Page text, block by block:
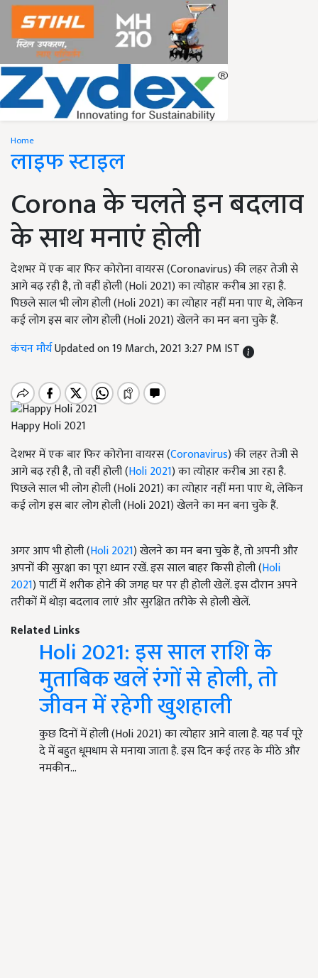
Home
लाइफ स्टाइल
Corona के चलते इन बदलाव
के साथ मनाएं होली
देशभर में एक बार फिर कोरोना वायरस (Coronavirus) की लहर तेजी से
आगे बढ़ रही है, तो वहीं होली (Holi 2021) का त्योहार करीब आ रहा है.
पिछले साल भी लोग होली (Holi 2021) का त्योहार नहीं मना पाए थे, लेकिन
कई लोग इस बार लोग होली (Holi 2021) खेलने का मन बना चुके हैं.
कंचन मौर्यUpdated on 19 March, 2021 3:27 PM IST
Happy Holi 2021
देशभर में एक बार फिर कोरोना वायरस (Coronavirus) की लहर तेजी से
आगे बढ़ रही है, तो वहीं होली (Holi 2021) का त्योहार करीब आ रहा है.
पिछले साल भी लोग होली (Holi 2021) का त्योहार नहीं मना पाए थे, लेकिन
कई लोग इस बार लोग होली (Holi 2021) खेलने का मन बना चुके हैं.
अगर आप भी होली (Holi 2021) खेलने का मन बना चुके हैं, तो अपनी और
अपनों की सुरक्षा का पूरा ध्यान रखें. इस साल बाहर किसी होली (Holi
2021) पार्टी में शरीक होने की जगह घर पर ही होली खेलें. इस दौरान अपने
तरीकों में थोड़ा बदलाव लाएं और सुरक्षित तरीके से होली खेलें.
Related Links
Holi 2021: इस साल राशि के
मुताबिक खलें रंगों से होली, तो
जीवन में रहेगी खुशहाली
कुछ दिनों में होली (Holi 2021) का त्योहार आने वाला है. यह पर्व पूरे
दे में बहुत धूमधाम से मनाया जाता है. इस दिन कई तरह के मीठे और
नमकीन…